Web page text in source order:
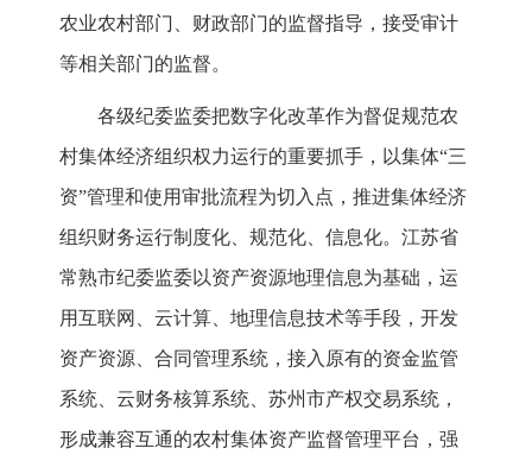
农业农村部门、财政部门的监督指导，接受审计
等相关部门的监督。
各级纪委监委把数字化改革作为督促规范农
村集体经济组织权力运行的重要抓手，以集体“三
资”管理和使用审批流程为切入点，推进集体经济
组织财务运行制度化、规范化、信息化。江苏省
常熟市纪委监委以资产资源地理信息为基础，运
用互联网、云计算、地理信息技术等手段，开发
资产资源、合同管理系统，接入原有的资金监管
系统、云财务核算系统、苏州市产权交易系统，
形成兼容互通的农村集体资产监督管理平台，强